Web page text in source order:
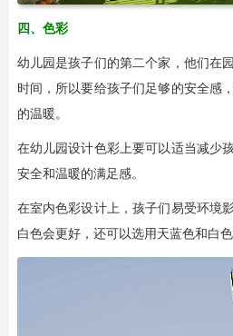
四、色彩
幼儿园是孩子们的第二个家，他们在
时间，所以要给孩子们足够的安全感
的温暖。
在幼儿园设计色彩上要可以适当减少
安全和温暖的满足感。
在室内色彩设计上，孩子们易受环境
白色会更好，还可以选用天蓝色和白色